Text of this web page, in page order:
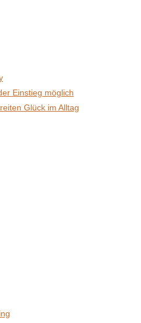
Einstieg möglich
Glück im Alltag